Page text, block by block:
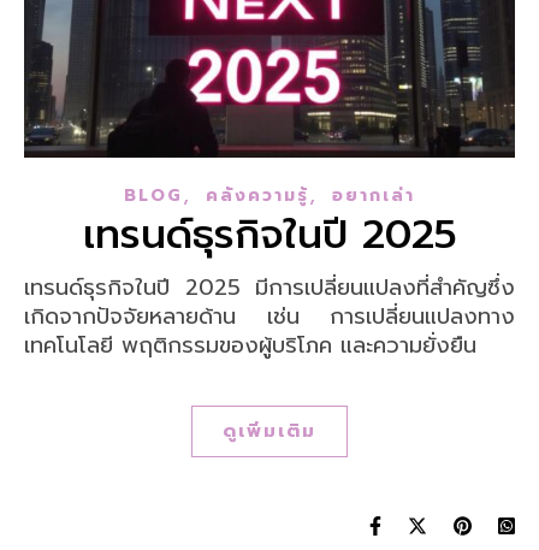
BLOG, คลังความรู้, อยากเล่า
เทรนด์ธุรกิจในปี 2025
เทรนด์ธุรกิจในปี 2025 มีการเปลี่ยนแปลงที่สำคัญซึ่ง
เกิดจากปัจจัยหลายด้าน เช่น การเปลี่ยนแปลงทาง
เทคโนโลยี พฤติกรรมของผู้บริโภค และความยั่งยืน
ดูเพิ่มเติม